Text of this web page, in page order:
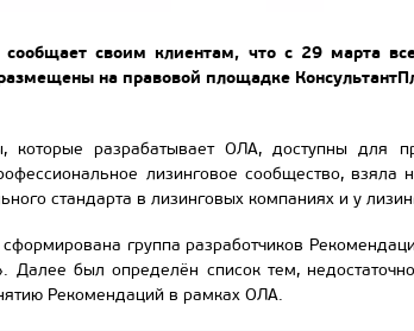
своим клиентам, что с 29 марта
на правовой площадке
которые разрабатывает ОЛА, доступны для
лизинговое сообщество,
стандарта в лизинговых компаниях и у
группа разработчиков
Далее был определён список тем,
Рекомендаций в рамках ОЛА.